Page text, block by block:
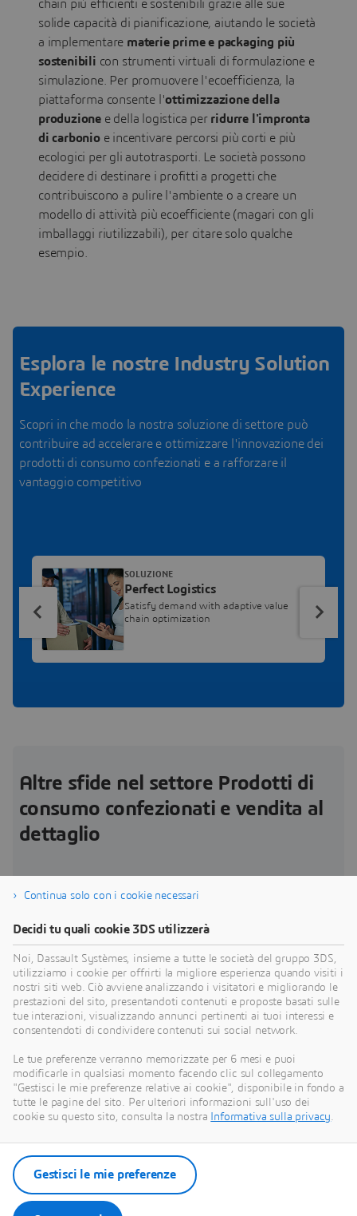
chain più efficienti e sostenibili grazie alle sue
solide capacità di pianificazione, aiutando le società
a implementare materie prime e packaging più
sostenibili con strumenti virtuali di formulazione e
simulazione. Per promuovere l'ecoefficienza, la
piattaforma consente l'ottimizzazione della
produzione e della logistica per ridurre l'impronta
di carbonioe incentivare percorsi più corti e più
ecologici per gli autotrasporti. Le società possono
decidere di destinare i profitti a progetti che
contribuiscono a pulire l'ambiente o a creare un
modello di attività più ecoefficiente (magari con gli
imballaggi riutilizzabili), per citare solo qualche
esempio.
Esplora le nostre Industry Solution
Experience
Scopri in che modo la nostra soluzione di settore può
contribuire ad accelerare e ottimizzare l'innovazione dei
prodotti di consumo confezionati e a rafforzare il
vantaggio competitivo
Perfect Logistics
Satisfy demand with adaptive value
chain optimization
SOLUZIONE
Altre sfide nel settore Prodotti di
consumo confezionati e vendita al
dettaglio
Gli investitori esercitano una crescente pressione
sulle imprese affinché assicurino una crescita
sostenibile e aumentino i profitti a parità o con
meno risorse
Challenge
Continua solo con i cookie necessari
Decidi tu quali cookie 3DS utilizzerà
Noi, Dassault Systèmes, insieme a tutte le società del gruppo 3DS,
utilizziamo i cookie per offrirti la migliore esperienza quando visiti i
nostri siti web. Ciò avviene analizzando i visitatori e migliorando le
prestazioni del sito, presentandoti contenuti e proposte basati sulle
tue interazioni, visualizzando annunci pertinenti ai tuoi interessi e
consentendoti di condividere contenuti sui social network.
Le tue preferenze verranno memorizzate per 6 mesi e puoi
modificarle in qualsiasi momento facendo clic sul collegamento
"Gestisci le mie preferenze relative ai cookie", disponibile in fondo a
tutte le pagine del sito. Per ulteriori informazioni sull'uso dei
cookie su questo sito, consulta la nostra
Informativa sulla privacy.
Gestisci le mie preferenze